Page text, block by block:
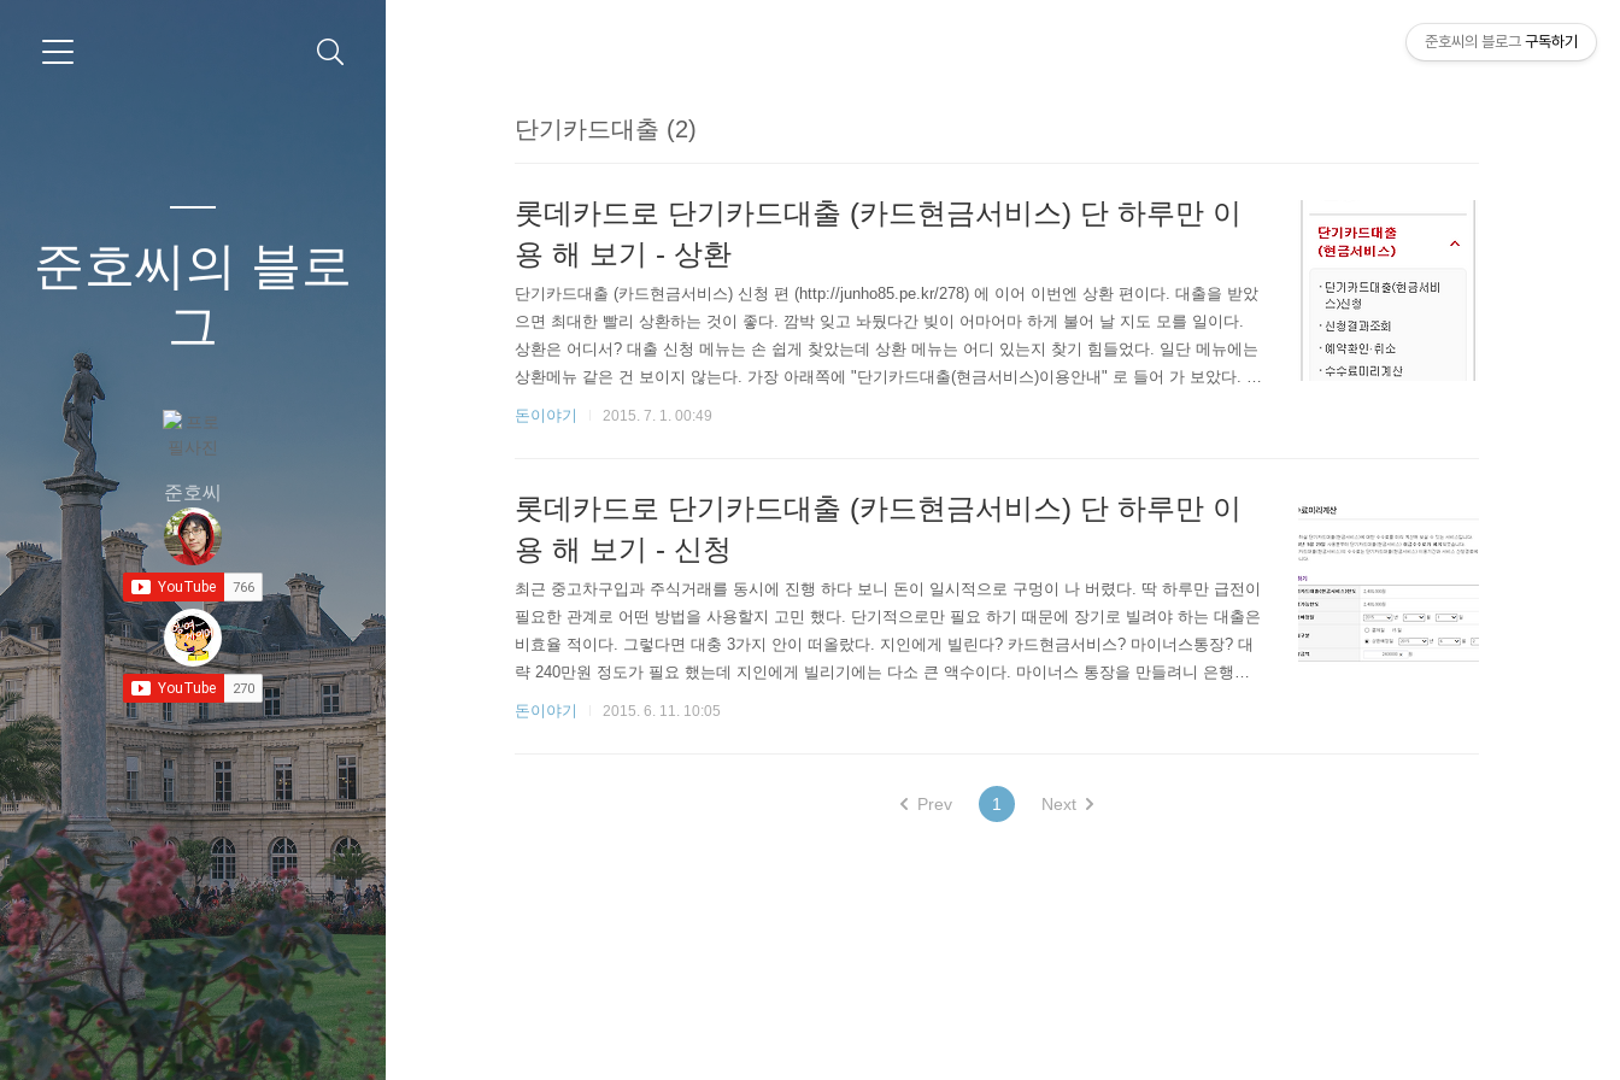
준호씨의 블로
그
준호씨
단기카드대출 (2)
롯데카드로 단기카드대출 (카드현금서비스) 단 하루만 이
용 해 보기 - 상환
단기카드대출 (카드현금서비스) 신청 편 (http://junho85.pe.kr/278) 에 이어 이번엔 상환 편이다. 대출을 받았
으면 최대한 빨리 상환하는 것이 좋다. 깜박 잊고 놔뒀다간 빚이 어마어마 하게 불어 날 지도 모를 일이다.
상환은 어디서? 대출 신청 메뉴는 손 쉽게 찾았는데 상환 메뉴는 어디 있는지 찾기 힘들었다. 일단 메뉴에는
상환메뉴 같은 건 보이지 않는다. 가장 아래쪽에 "단기카드대출(현금서비스)이용안내" 로 들어 가 보았다. 다
음과 같은 문구를 발견 할 수 있었다. 메뉴>나의카드>카드이용금액결제>즉시결제 로 들어가서 상환하면 된
돈이야기 2015. 7. 1. 00:49
롯데카드로 단기카드대출 (카드현금서비스) 단 하루만 이
용 해 보기 - 신청
최근 중고차구입과 주식거래를 동시에 진행 하다 보니 돈이 일시적으로 구멍이 나 버렸다. 딱 하루만 급전이
필요한 관계로 어떤 방법을 사용할지 고민 했다. 단기적으로만 필요 하기 때문에 장기로 빌려야 하는 대출은
비효율 적이다. 그렇다면 대충 3가지 안이 떠올랐다. 지인에게 빌린다? 카드현금서비스? 마이너스통장? 대
략 240만원 정도가 필요 했는데 지인에게 빌리기에는 다소 큰 액수이다. 마이너스 통장을 만들려니 은행에
가서 신청 하려니 귀찮았다. 그러다가 카드현금서비스가 떠올랐다. 카드 현금서비스라고 알려져 있지만 사
돈이야기 2015. 6. 11. 10:05
Prev 1 Next
준호씨의 블로그 구독하기